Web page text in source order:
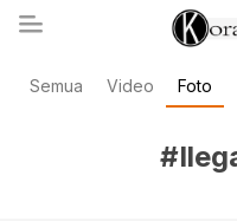
koranntb.com
Semua Video Foto